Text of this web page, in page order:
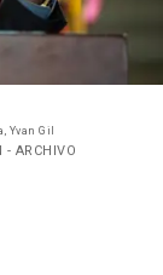
Yvan Gil
- ARCHIVO